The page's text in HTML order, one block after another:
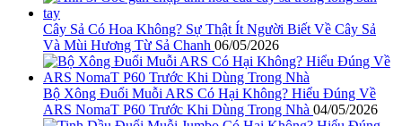
Cây Sả Có Hoa Không? Sự Thật Ít Người Biết Về Cây Sả
Và Mùi Hương Từ Sả Chanh 06/05/2026
Bộ Xông Đuổi Muỗi ARS Có Hại Không? Hiểu Đúng Về
ARS NomaT P60 Trước Khi Dùng Trong Nhà 04/05/2026